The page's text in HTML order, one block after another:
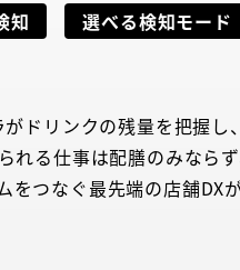
知 選べる検知モード
ドリンクの残量を把握し
れる仕事は配膳のみなら
をつなぐ最先端の店舗DX